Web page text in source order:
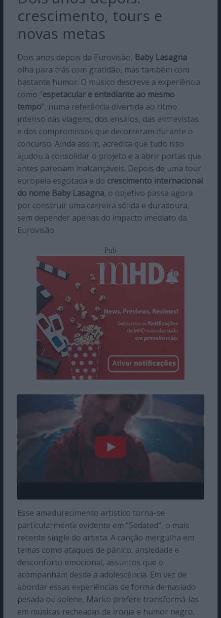
crescimento, tours e
novas metas
Dois anos depois da Eurovisão, Baby Lasagna
olha para trás com gratidão, mas também com
bastante humor. O músico descreve a experiência
como “espetacular e entediante ao mesmo
tempo”, numa referência divertida ao ritmo
intenso das viagens, dos ensaios, das entrevistas
e dos compromissos que decorreram durante o
concurso. Ainda assim, acredita que tudo isso
ajudou a consolidar o projeto e a abrir portas que
antes pareciam inalcançáveis. Depois de uma tour
europeia esgotada e do crescimento internacional
do nome Baby Lasagna, o objetivo passa agora
por construir uma carreira sólida e duradoura,
sem depender apenas do impacto imediato da
Eurovisão.
Pub
Esse amadurecimento artístico torna-se
particularmente evidente em “Sedated”, o mais
recente single do artista. A canção mergulha em
temas como ataques de pânico, ansiedade e
desconforto emocional, assuntos que o
acompanham desde a adolescência. Em vez de
abordar essas experiências de forma demasiado
pesada ou solene, Marko prefere transformá-las
em músicas recheadas de ironia e humor negro,